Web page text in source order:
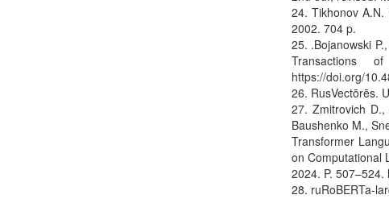
24. Tikhonov A.N.
2002. 704 p.
25. .Bojanowski
Transactions
https://doi.org/
26. RusVectōrēs.
27. Zmitrovich
Baushenko M.,
Transformer
on Computational
2024. P.
28. ruRoBERTa-